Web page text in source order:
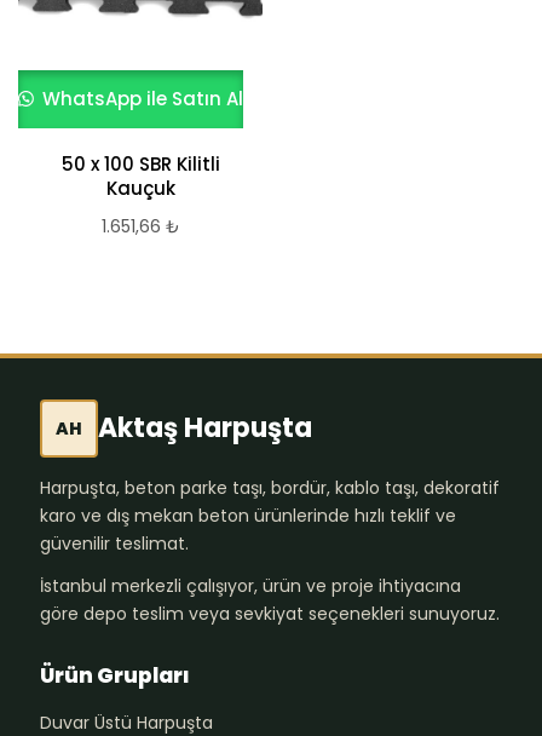
WhatsApp ile Satın Al
50 x 100 SBR Kilitli
Kauçuk
1.651,66 ₺
AH Aktaş Harpuşta
Harpuşta, beton parke taşı, bordür, kablo taşı, dekoratif
karo ve dış mekan beton ürünlerinde hızlı teklif ve
güvenilir teslimat.
İstanbul merkezli çalışıyor, ürün ve proje ihtiyacına
göre depo teslim veya sevkiyat seçenekleri sunuyoruz.
Ürün Grupları
Duvar Üstü Harpuşta